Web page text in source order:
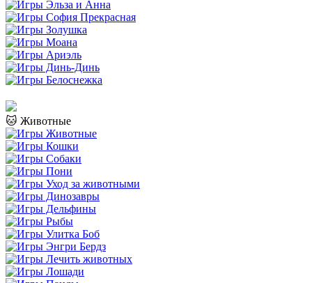
🐱 Животные